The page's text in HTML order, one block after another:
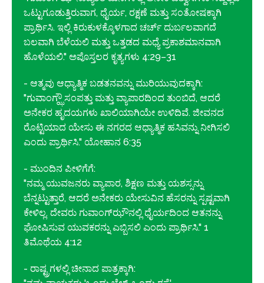
ಒಟ್ಟುಗೂಡುತ್ತಿರುವಾಗ, ಧೈರ್ಯ, ರಕ್ಷಣೆ ಮತ್ತು ಸಂತೋಷಕ್ಕಾಗಿ
ಪ್ರಾರ್ಥಿಸಿ. ಇಲ್ಲಿ ಕಿರುಕುಳಕ್ಕೊಳಗಾದ ಚರ್ಚ್ ದುರ್ಬಲವಾಗದೆ
ಬಲವಾಗಿ ಬೆಳೆಯಲಿ ಮತ್ತು ಒತ್ತಡದ ಮಧ್ಯೆ ಪ್ರಕಾಶಮಾನವಾಗಿ
ಹೊಳೆಯಲಿ." ಅಪೊಸ್ತಲರ ಕೃತ್ಯಗಳು 4:29–31
- ಆತ್ಮವು ಆಧ್ಯಾತ್ಮಿಕ ಬಡತನವನ್ನು ಮುರಿಯುವುದಕ್ಕಾಗಿ:
"ಗುವಾಂಗ್ಝೌ ಸಂಪತ್ತು ಮತ್ತು ವ್ಯಾಪಾರದಿಂದ ತುಂಬಿದೆ, ಆದರೆ
ಅನೇಕರ ಹೃದಯಗಳು ಖಾಲಿಯಾಗಿಯೇ ಉಳಿದಿವೆ. ಜೀವನದ
ರೊಟ್ಟಿಯಾದ ಯೇಸು ಈ ನಗರದ ಆಧ್ಯಾತ್ಮಿಕ ಹಸಿವನ್ನು ನೀಗಿಸಲಿ
ಎಂದು ಪ್ರಾರ್ಥಿಸಿ." ಯೋಹಾನ 6:35
- ಮುಂದಿನ ಪೀಳಿಗೆಗೆ:
"ನಮ್ಮ ಯುವಜನರು ವ್ಯಾಪಾರ, ಶಿಕ್ಷಣ ಮತ್ತು ಯಶಸ್ಸನ್ನು
ಬೆನ್ನಟ್ಟುತ್ತಾರೆ, ಆದರೆ ಅನೇಕರು ಯೇಸುವಿನ ಹೆಸರನ್ನು ಸ್ಪಷ್ಟವಾಗಿ
ಕೇಳಿಲ್ಲ. ದೇವರು ಗುವಾಂಗ್‌ಝೌನಲ್ಲಿ ಧೈರ್ಯದಿಂದ ಆತನನ್ನು
ಘೋಷಿಸುವ ಯುವಕರನ್ನು ಎಬ್ಬಿಸಲಿ ಎಂದು ಪ್ರಾರ್ಥಿಸಿ." 1
ತಿಮೊಥೆಯ 4:12
- ರಾಷ್ಟ್ರಗಳಲ್ಲಿ ಚೀನಾದ ಪಾತ್ರಕ್ಕಾಗಿ: